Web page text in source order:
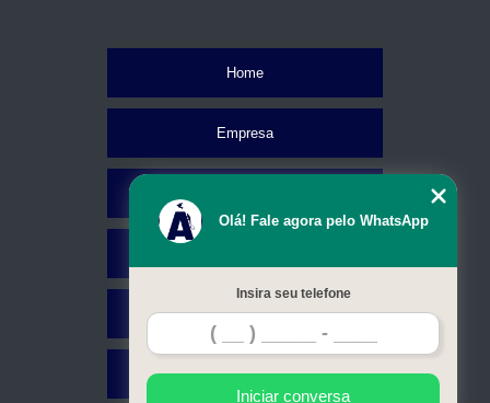
Home
Empresa
Contato
Mapa do site
Olá! Fale agora pelo WhatsApp
Insira seu telefone
Iniciar conversa